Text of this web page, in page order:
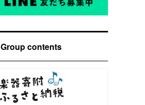
Group contents